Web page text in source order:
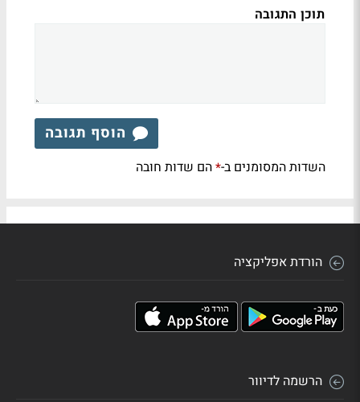
תוכן התגובה
הוסף תגובה
השדות המסומנים ב-*הם שדות חובה
הורדת אפליקציה
הרשמה לדיוור